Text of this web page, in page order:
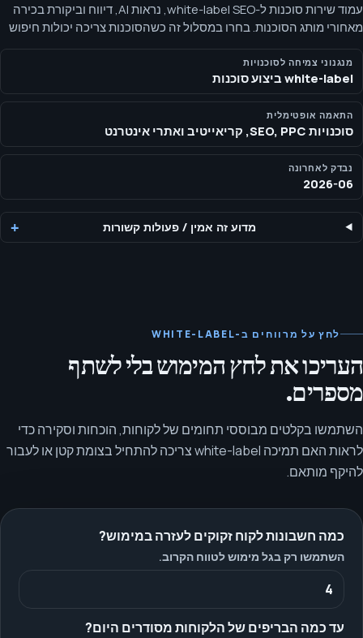
עמוד שירות סוכנות ל-white-label SEO, נראות AI, דיווח וביקורת בכירה
מאחורי מותג הסוכנות. בחרו במסלול זה כשהסוכנות צריכה יכולות חיפוש
מתמחות, דיווח נקי ומודל מסירה השומר על המותג שלכם.
מנגנוני צמיחה לסוכנויות
white-label ביצוע סוכנות
התאמה אופטימלית
סוכנויות SEO, PPC, קריאייטיב ואתרי אינטרנט
נבדק לאחרונה
2026-06
מדוע זה אמין / פעולות קשורות
לחץ על מרווחים ב-WHITE-LABEL
העריכו את לחץ המימוש בלי לשתף
מספרים.
השתמשו בקלטים מבוססי תחומים של לקוחות, הוכחות וסקירה כדי
לראות האם תמיכה white-label צריכה להתחיל בצומת קטן או לעבור
להיקף מותאם.
כמה חשבונות לקוח זקוקים לעזרה במימוש?
השתמשו רק בגל מימוש לטווח הקרוב.
עד כמה הבריפים של הלקוחות מסודרים היום?